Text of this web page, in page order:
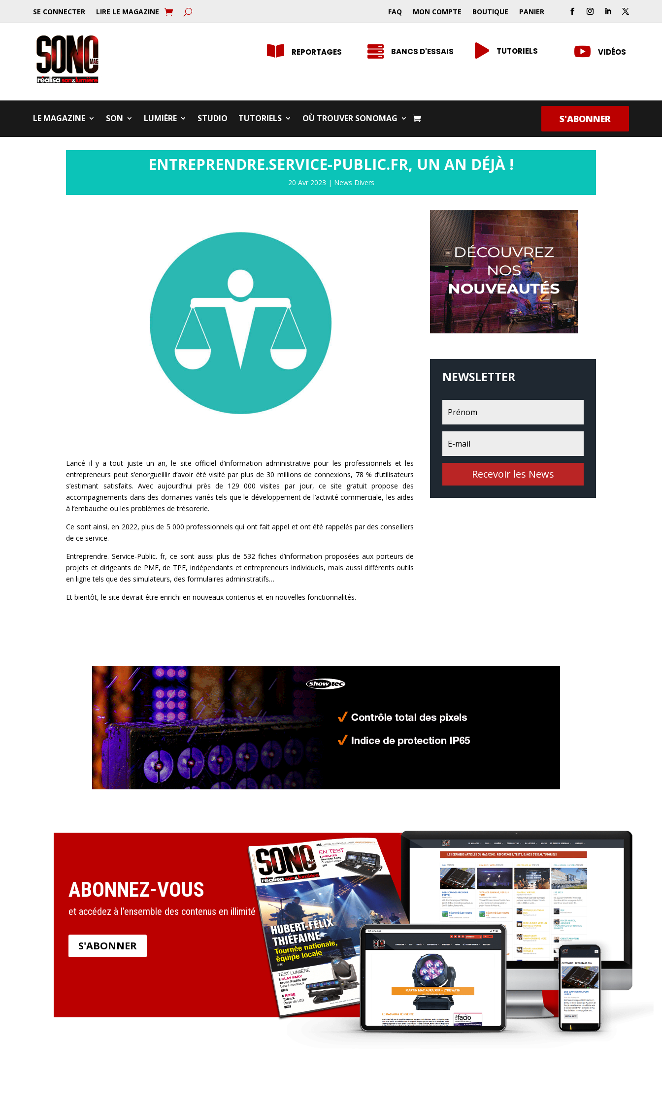
SE CONNECTER LIRE LE MAGAZINE FAQ MON COMPTE BOUTIQUE PANIER
 REPORTAGES  BANCS D'ESSAIS  TUTORIELS  VIDÉOS
LE MAGAZINE SON LUMIÈRE STUDIO TUTORIELS OÙ TROUVER SONOMAG S'ABONNER
ENTREPRENDRE.SERVICE-PUBLIC.FR, UN AN DÉJÀ !
20 Avr 2023 | News Divers
Lancé il y a tout juste un an, le site officiel d’information administrative pour les professionnels et les
entrepreneurs peut s’enorgueillir d’avoir été visité par plus de 30 millions de connexions, 78 % d’utilisateurs
s’estimant satisfaits. Avec aujourd’hui près de 129 000 visites par jour, ce site gratuit propose des
accompagnements dans des domaines variés tels que le développement de l’activité commerciale, les aides
à l’embauche ou les problèmes de trésorerie.
Ce sont ainsi, en 2022, plus de 5 000 professionnels qui ont fait appel et ont été rappelés par des conseillers
de ce service.
Entreprendre. Service-Public. fr, ce sont aussi plus de 532 fiches d’information proposées aux porteurs de
projets et dirigeants de PME, de TPE, indépendants et entrepreneurs individuels, mais aussi différents outils
en ligne tels que des simulateurs, des formulaires administratifs…
Et bientôt, le site devrait être enrichi en nouveaux contenus et en nouvelles fonctionnalités.
NEWSLETTER
Recevoir les News
ABONNEZ-VOUS
et accédez à l’ensemble des contenus en illimité
S'ABONNER